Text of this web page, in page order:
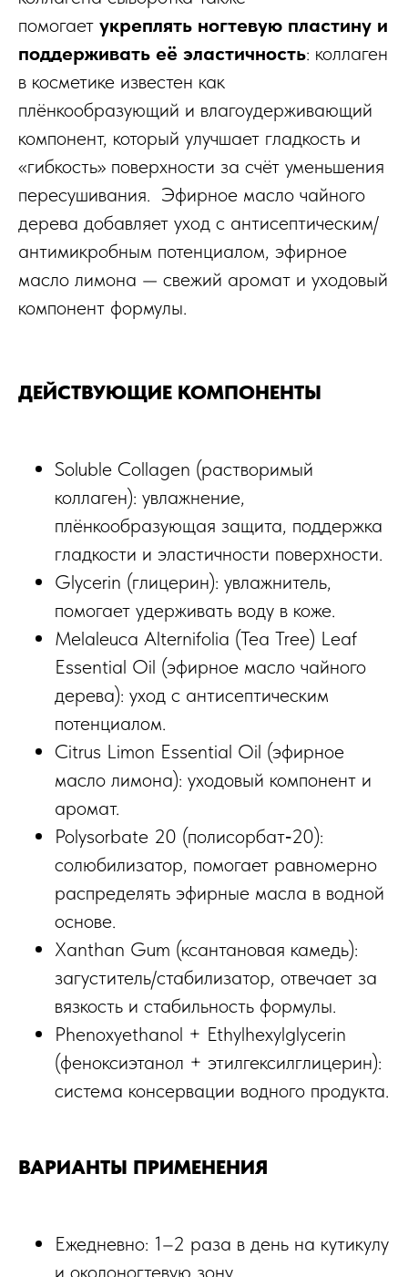
помогает укреплять ногтевую пластину и
поддерживать её эластичность: коллаген
в косметике известен как
плёнкообразующий и влагоудерживающий
компонент, который улучшает гладкость и
«гибкость» поверхности за счёт уменьшения
пересушивания. Эфирное масло чайного
дерева добавляет уход с антисептическим/
антимикробным потенциалом, эфирное
масло лимона — свежий аромат и уходовый
компонент формулы.
ДЕЙСТВУЮЩИЕ КОМПОНЕНТЫ
Soluble Collagen (растворимый
коллаген): увлажнение,
плёнкообразующая защита, поддержка
гладкости и эластичности поверхности.
Glycerin (глицерин): увлажнитель,
помогает удерживать воду в коже.
Melaleuca Alternifolia (Tea Tree) Leaf
Essential Oil (эфирное масло чайного
дерева): уход с антисептическим
потенциалом.
Citrus Limon Essential Oil (эфирное
масло лимона): уходовый компонент и
аромат.
Polysorbate 20 (полисорбат‑20):
солюбилизатор, помогает равномерно
распределять эфирные масла в водной
основе.
Xanthan Gum (ксантановая камедь):
загуститель/стабилизатор, отвечает за
вязкость и стабильность формулы.
Phenoxyethanol + Ethylhexylglycerin
(феноксиэтанол + этилгексилглицерин):
система консервации водного продукта.
ВАРИАНТЫ ПРИМЕНЕНИЯ
Ежедневно: 1–2 раза в день на кутикулу
и околоногтевую зону.